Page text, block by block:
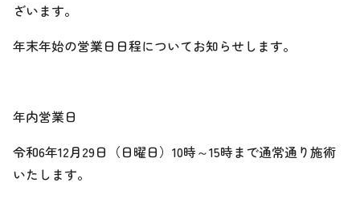
ざいます。
年末年始の営業日日程についてお知らせします。
年内営業日
令和6年12月29日（日曜日）10時～15時まで通常通り施術
いたします。